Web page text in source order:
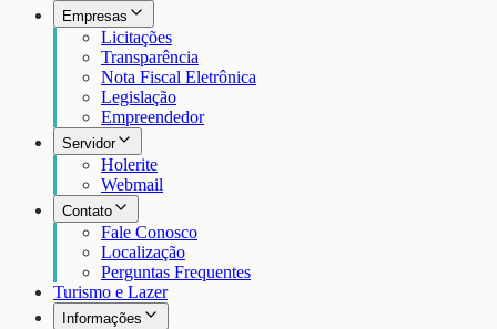
Empresas
Licitações
Transparência
Nota Fiscal Eletrônica
Legislação
Empreendedor
Servidor
Holerite
Webmail
Contato
Fale Conosco
Localização
Perguntas Frequentes
Turismo e Lazer
Informações